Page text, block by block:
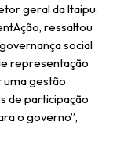
geral da Itaipu.
ressaltou
social
representação
uma gestão
de participação
o governo”,